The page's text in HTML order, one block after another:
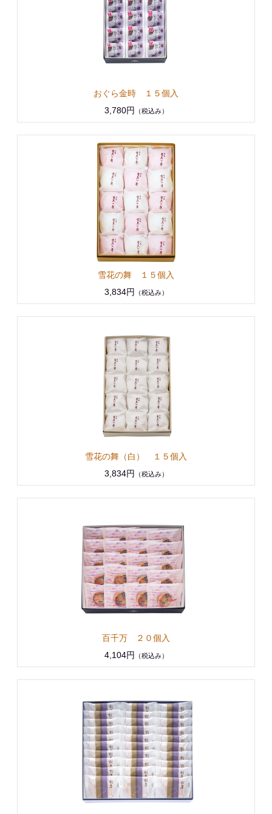
おぐら金時 １５個入
3,780円
（税込み）
雪花の舞 １５個入
3,834円
（税込み）
雪花の舞（白） １５個入
3,834円
（税込み）
百千万 ２０個入
4,104円
（税込み）